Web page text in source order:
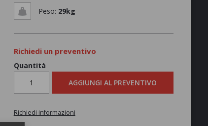
Peso: 29kg
Richiedi un preventivo
Quantità
AGGIUNGI AL PREVENTIVO
Richiedi informazioni